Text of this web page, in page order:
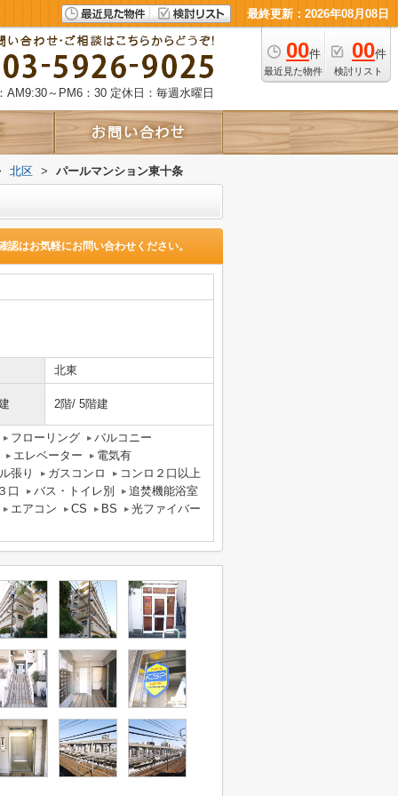
最終更新：2026年08月08日
00件
最近見た物件
00件
検討リスト
AM9:30～PM6：30 定休日：毎週水曜日
北区 > パールマンション東十条
認はお気軽にお問い合わせください。
北東
2階/ 5階建
フローリング
バルコニー
エレベーター
電気有
張り
ガスコンロ
コンロ２口以上
口
バス・トイレ別
追焚機能浴室
エアコン
CS BS 光ファイバー